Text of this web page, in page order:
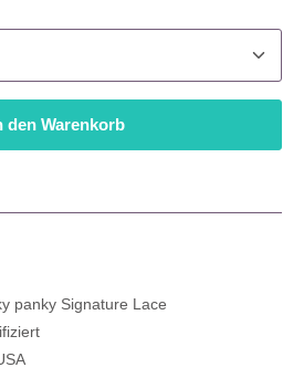
den Warenkorb
panky Signature Lace